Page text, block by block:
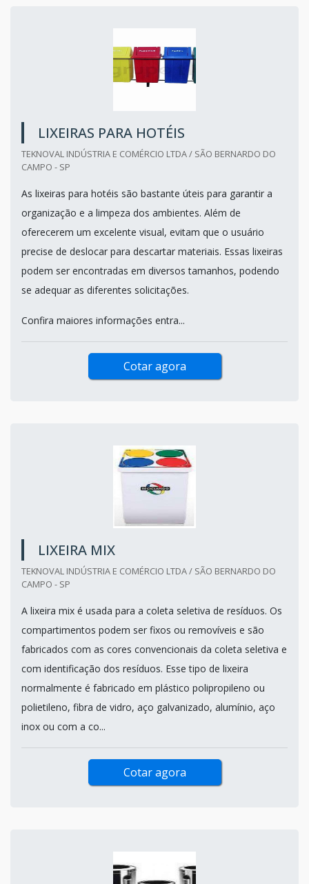
LIXEIRAS PARA HOTÉIS
TEKNOVAL INDÚSTRIA E COMÉRCIO LTDA / SÃO BERNARDO DO
CAMPO - SP
As lixeiras para hotéis são bastante úteis para garantir a
organização e a limpeza dos ambientes. Além de
oferecerem um excelente visual, evitam que o usuário
precise de deslocar para descartar materiais. Essas lixeiras
podem ser encontradas em diversos tamanhos, podendo
se adequar as diferentes solicitações.
Confira maiores informações entra...
Cotar agora
LIXEIRA MIX
TEKNOVAL INDÚSTRIA E COMÉRCIO LTDA / SÃO BERNARDO DO
CAMPO - SP
A lixeira mix é usada para a coleta seletiva de resíduos. Os
compartimentos podem ser fixos ou removíveis e são
fabricados com as cores convencionais da coleta seletiva e
com identificação dos resíduos. Esse tipo de lixeira
normalmente é fabricado em plástico polipropileno ou
polietileno, fibra de vidro, aço galvanizado, alumínio, aço
inox ou com a co...
Cotar agora